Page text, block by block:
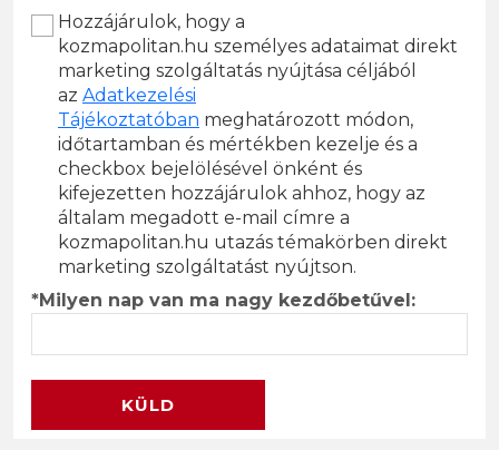
Hozzájárulok, hogy a
kozmapolitan.hu személyes adataimat direkt
marketing szolgáltatás nyújtása céljából
az Adatkezelési
Tájékoztatóban meghatározott módon,
időtartamban és mértékben kezelje és a
checkbox bejelölésével önként és
kifejezetten hozzájárulok ahhoz, hogy az
általam megadott e-mail címre a
kozmapolitan.hu utazás témakörben direkt
marketing szolgáltatást nyújtson.
*Milyen nap van ma nagy kezdőbetűvel:
KÜLD